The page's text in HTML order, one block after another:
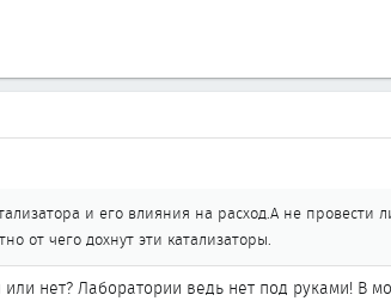
и его влияния на расход.А не
от чего дохнут эти катализаторы.
нет? Лаборатории ведь нет под руками! В